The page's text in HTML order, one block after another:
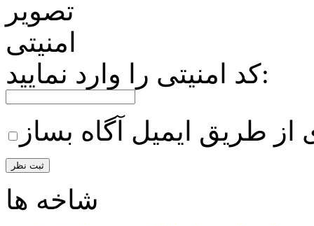
کد امنیتی را وارد نمایید:
طریق ایمیل آگاه بساز
شاخه ها